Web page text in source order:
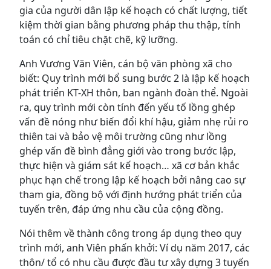
gia của người dân lập kế hoạch có chất lượng, tiết
kiệm thời gian bằng phương pháp thu thập, tính
toán có chỉ tiêu chặt chẽ, kỹ lưỡng.
Anh Vương Văn Viên, cán bộ văn phòng xã cho
biết: Quy trình mới bổ sung bước 2 là lập kế hoạch
phát triển KT-XH thôn, ban ngành đoàn thể. Ngoài
ra, quy trình mới còn tính đến yếu tố lồng ghép
vấn đề nóng như biến đổi khí hậu, giảm nhẹ rủi ro
thiên tai và bảo vệ môi trường cũng như lồng
ghép vấn đề bình đẳng giới vào trong bước lập,
thực hiện và giám sát kế hoạch… xã cơ bản khắc
phục hạn chế trong lập kế hoạch bởi nâng cao sự
tham gia, đồng bộ với định hướng phát triển của
tuyến trên, đáp ứng nhu cầu của cộng đồng.
Nói thêm về thành công trong áp dụng theo quy
trình mới, anh Viên phấn khởi: Ví dụ năm 2017, các
thôn/ tổ có nhu cầu được đầu tư xây dựng 3 tuyến